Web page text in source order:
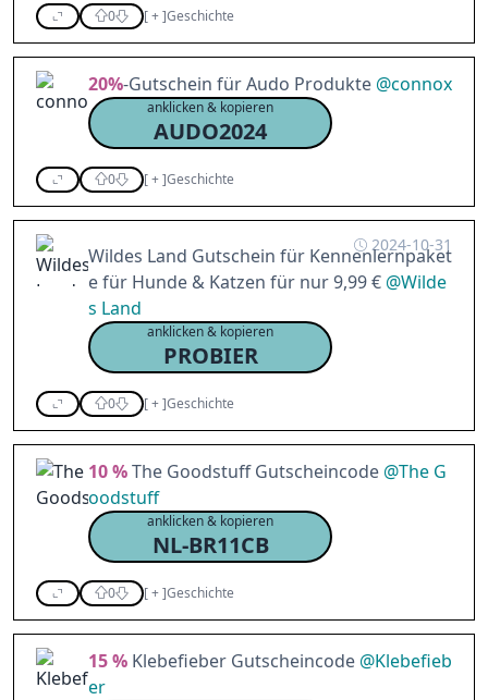
0 [+]Geschichte
20%-Gutschein für Audo Produkte @connox
anklicken & kopieren
AUDO2024
0 [+]Geschichte
2024-10-31
Wildes Land Gutschein für Kennenlernpaket
e für Hunde & Katzen für nur 9,99 € @Wilde
s Land
anklicken & kopieren
PROBIER
0 [+]Geschichte
10 %The Goodstuff Gutscheincode @The G
oodstuff
anklicken & kopieren
NL-BR11CB
0 [+]Geschichte
15 % Klebefieber Gutscheincode @Klebefieb
er